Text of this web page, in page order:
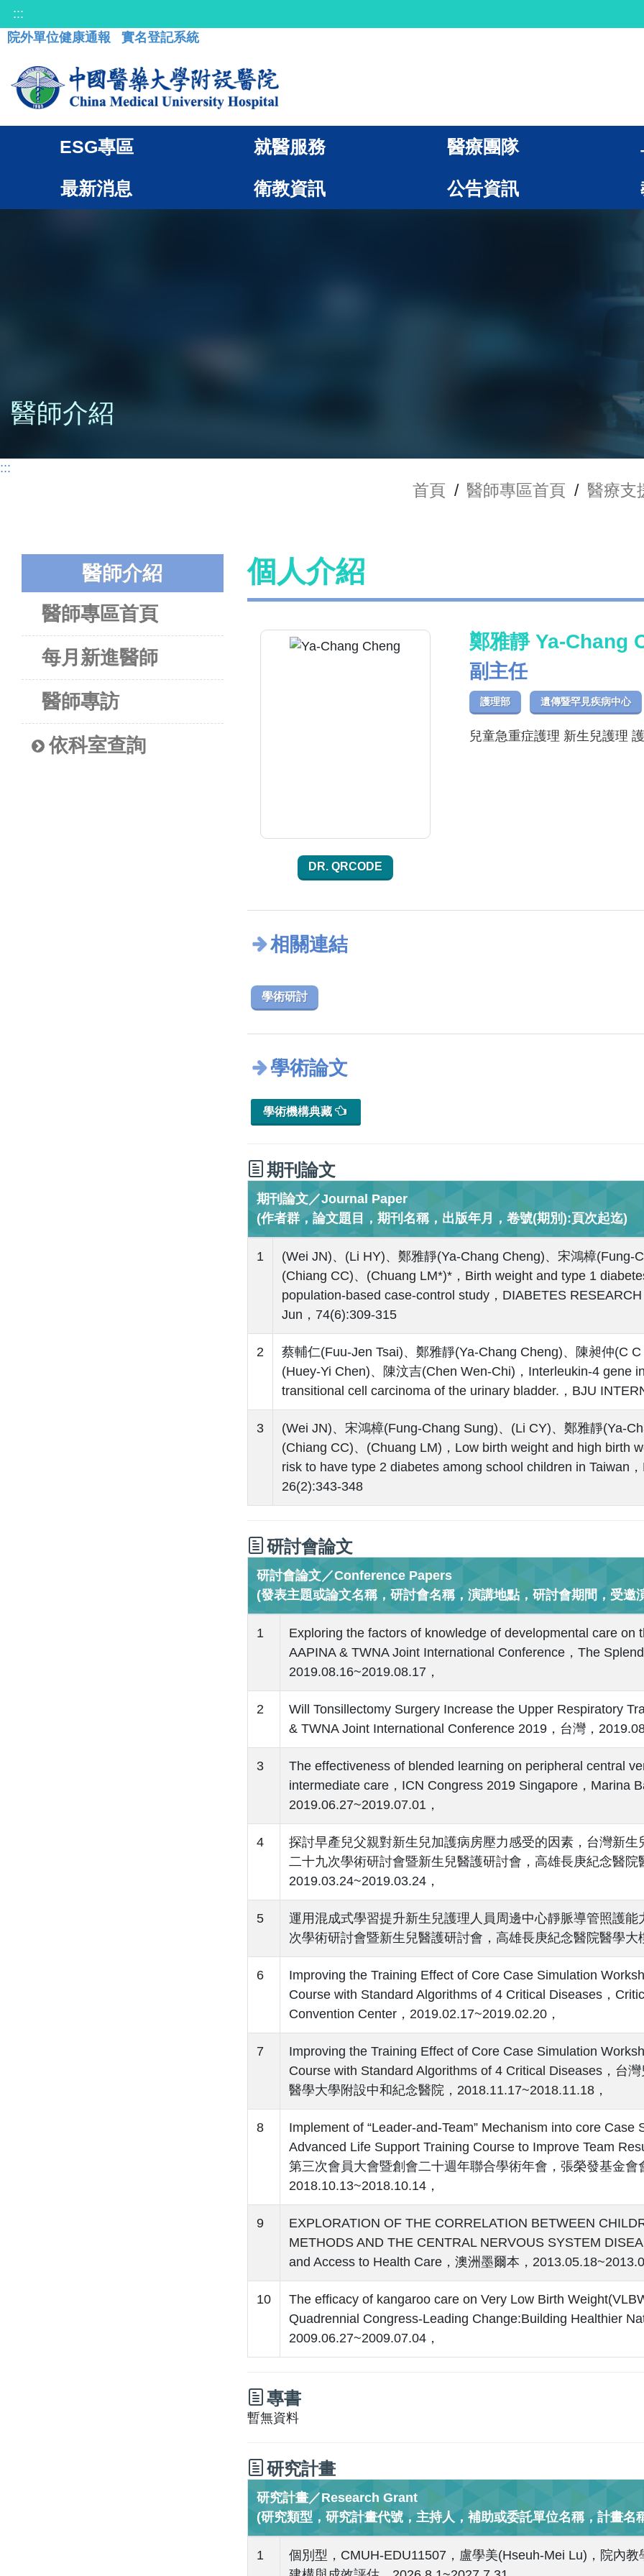
:::
院外單位健康通報
實名登記系統
ESG專區 就醫服務 醫療團隊
最新消息 衛教資訊 公告資訊
醫師介紹
:::
首頁 / 醫師專區首頁 / 醫療支
醫師介紹
醫師專區首頁
每月新進醫師
醫師專訪
依科室查詢
個人介紹
DR. QRCODE
鄭雅靜 Ya-Chang
副主任
護理部 遺傳暨罕見疾病中心
兒童急重症護理 新生兒護理
相關連結
學術研討
學術論文
學術機構典藏
期刊論文
期刊論文／Journal Paper
(作者群，論文題目，期刊名稱，出版年月，卷號(期別):頁次起迄)
1
(Wei JN)、(Li HY)、鄭雅靜(Ya-Chang Cheng)、宋鴻樟(Fung-
(Chiang CC)、(Chuang LM*)*，Birth weight and type 1
population-based case-control study，DIABETES
Jun，74(6):309-315
2
蔡輔仁(Fuu-Jen Tsai)、鄭雅靜(Ya-Chang Cheng)、陳昶仲(C
(Huey-Yi Chen)、陳汶吉(Chen Wen-Chi)，Interleukin-4 gene
transitional cell carcinoma of the urinary bladder.，BJU
3
(Wei JN)、宋鴻樟(Fung-Chang Sung)、(Li CY)、鄭雅靜(Ya-
(Chiang CC)、(Chuang LM)，Low birth weight and high birth
risk to have type 2 diabetes among school children in Taiwan
26(2):343-348
研討會論文
研討會論文／Conference Papers
(發表主題或論文名稱，研討會名稱，演講地點，研討會期間，受邀
1
Exploring the factors of knowledge of developmental care on
AAPINA & TWNA Joint International Conference，The
2019.08.16~2019.08.17，
2
Will Tonsillectomy Surgery Increase the Upper Respiratory
& TWNA Joint International Conference 2019，台灣，
3
The effectiveness of blended learning on peripheral central
intermediate care，ICN Congress 2019 Singapore，Marina
2019.06.27~2019.07.01，
4
探討早產兒父親對新生兒加護病房壓力感受的因素，台灣新
二十九次學術研討會暨新生兒醫護研討會，高雄長庚紀念醫院
2019.03.24~2019.03.24，
5
運用混成式學習提升新生兒護理人員周邊中心靜脈導管照護
次學術研討會暨新生兒醫護研討會，高雄長庚紀念醫院醫學
6
Improving the Training Effect of Core Case Simulation
Course with Standard Algorithms of 4 Critical Diseases，
Convention Center，2019.02.17~2019.02.20，
7
Improving the Training Effect of Core Case Simulation
Course with Standard Algorithms of 4 Critical Diseases，台
醫學大學附設中和紀念醫院，2018.11.17~2018.11.18，
8
Implement of “Leader-and-Team” Mechanism into core
Advanced Life Support Training Course to Improve Team
第三次會員大會暨創會二十週年聯合學術年會，張榮發基金會
2018.10.13~2018.10.14，
9
EXPLORATION OF THE CORRELATION BETWEEN
METHODS AND THE CENTRAL NERVOUS SYSTEM
and Access to Health Care，澳洲墨爾本，
10
The efficacy of kangaroo care on Very Low Birth
Quadrennial Congress-Leading Change:Building Healthier
2009.06.27~2009.07.04，
專書
暫無資料
研究計畫
研究計畫／Research Grant
(研究類型，研究計畫代號，主持人，補助或委託單位名稱，計畫名
1
個別型，CMUH-EDU11507，盧學美(Hseuh-Mei Lu)，院內